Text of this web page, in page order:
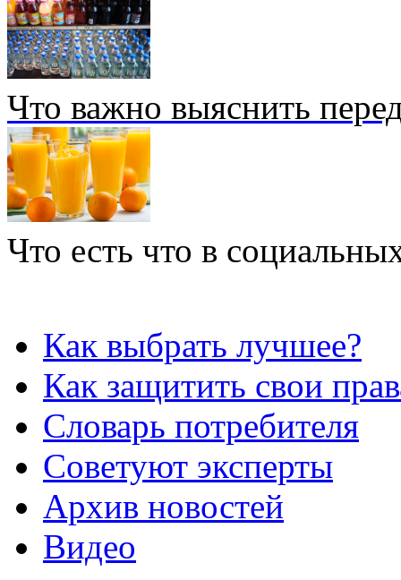
Что важно выяснить
Что есть что в
Как выбрать лучшее?
Как защитить свои
Словарь потребителя
Советуют эксперты
Архив новостей
Видео